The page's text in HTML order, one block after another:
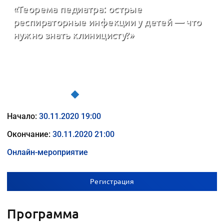
«Теорема педиатра: острые
респираторные инфекции у детей — что
нужно знать клиницисту?»
Начало: 30.11.2020 19:00
Окончание: 30.11.2020 21:00
Онлайн-мероприятие
Регистрация
Программа